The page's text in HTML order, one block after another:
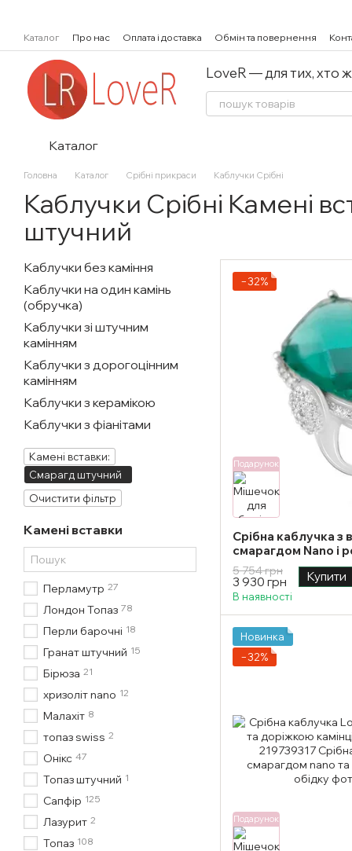
Каталог Про нас Оплата і доставка Обмін та повернення
LoveR — для тих, хто
Каталог
Головна Каталог Срібні прикраси Каблучки Срібні
Каблучки Срібні Камені
штучний
Подарунок
−32%
Срібна каблучка з
смарагдом Nano і
розмір
5 754 грн
3 930 грн Купити
В наявності
Подарунок
Новинка
−32%
Каблучки без каміння
Каблучки на один камінь
(обручка)
Каблучки зі штучним
камінням
Каблучки з дорогоцінним
камінням
Каблучки з керамікою
Каблучки з фіанітами
Камені вставки:
Смарагд штучний
Очистити фільтр
Камені вставки
Перламутр 27
Лондон Топаз 78
Перли барочні 18
Гранат штучний 15
Бірюза 21
хризоліт nano 12
Малахіт 8
топаз swiss 2
Онікс 47
Топаз штучний 1
Сапфір 125
Лазурит 2
Топаз 108